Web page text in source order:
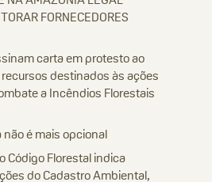
FORNECEDORES
carta em protesto ao
destinados às ações
a Incêndios Florestais
é mais opcional
Código Florestal indica
do Cadastro Ambiental,